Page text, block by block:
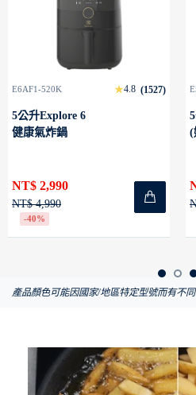
520K 4.8 (1527)
升Explore 6
康氣炸鍋
2,990
4,990
-40%
5
(奶
-
產品顏色可能因國家/地區特定型號而有不同